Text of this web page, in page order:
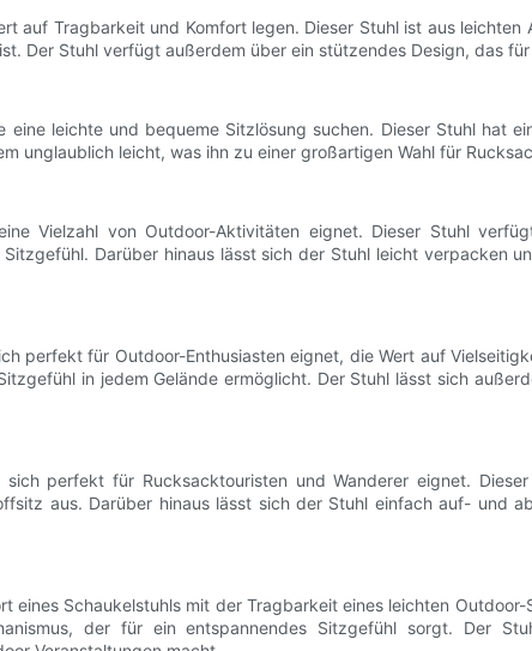
auf Tragbarkeit und Komfort legen. Dieser Stuhl ist aus
Der Stuhl verfügt außerdem über ein stützendes Design, das
leichte und bequeme Sitzlösung suchen. Dieser Stuhl hat
unglaublich leicht, was ihn zu einer großartigen Wahl für
Vielzahl von Outdoor-Aktivitäten eignet. Dieser Stuhl
Darüber hinaus lässt sich der Stuhl leicht verpacken
perfekt für Outdoor-Enthusiasten eignet, die Wert auf
in jedem Gelände ermöglicht. Der Stuhl lässt sich
perfekt für Rucksacktouristen und Wanderer eignet.
aus. Darüber hinaus lässt sich der Stuhl einfach auf- und
eines Schaukelstuhls mit der Tragbarkeit eines leichten
der für ein entspannendes Sitzgefühl sorgt. Der